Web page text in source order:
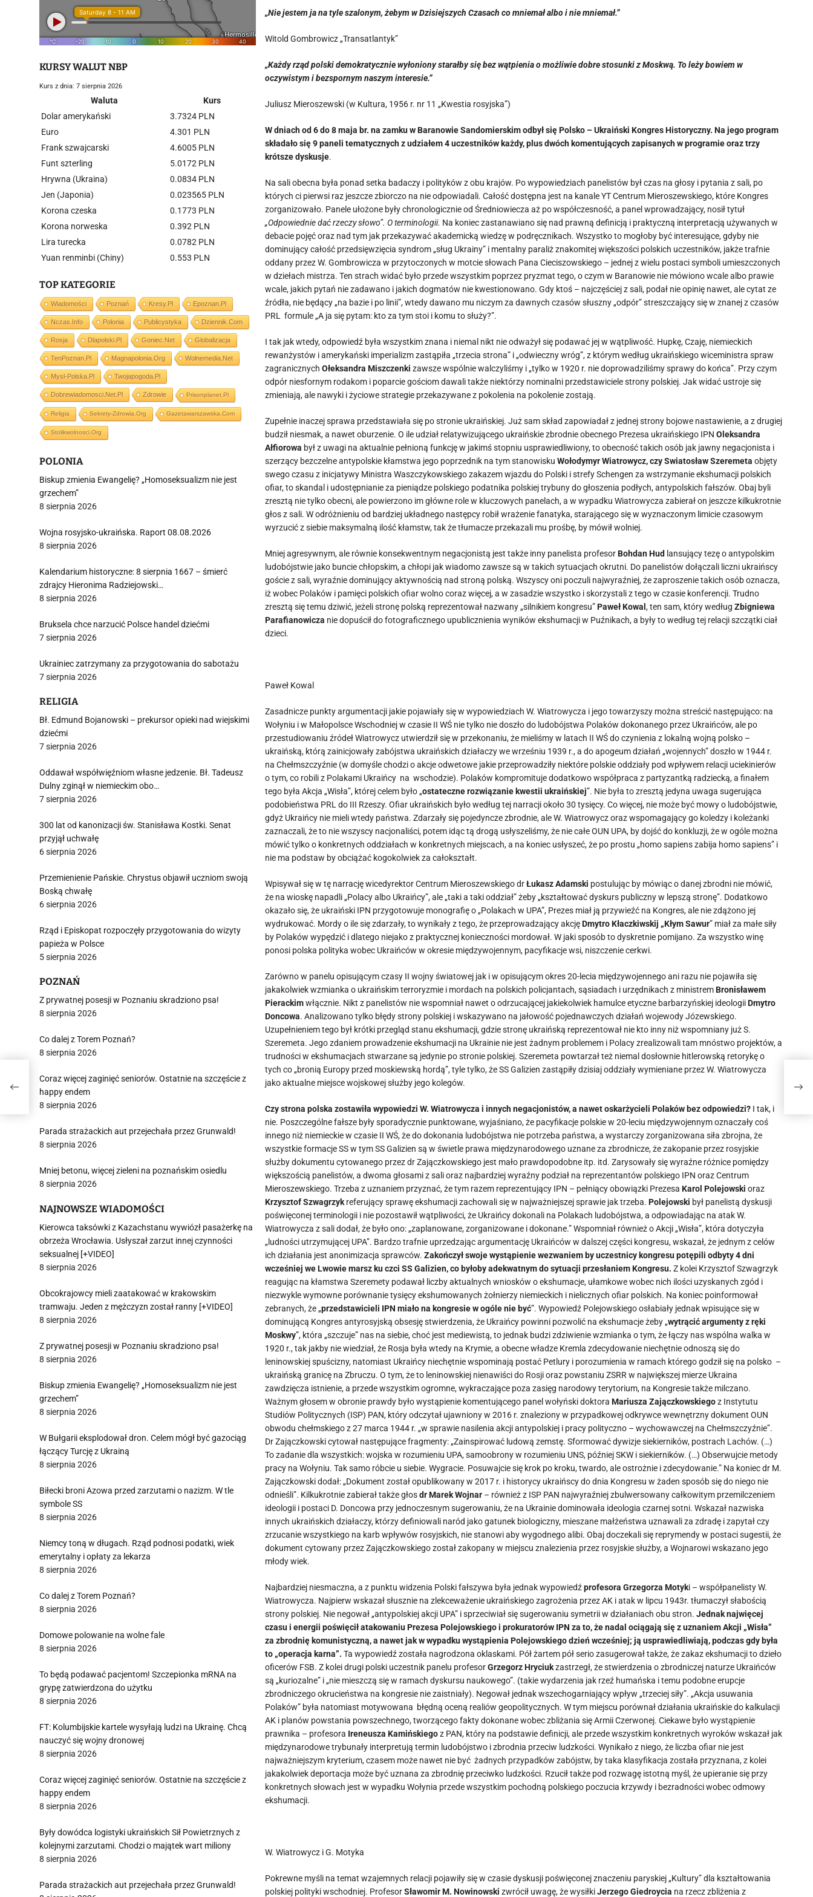
„Nie jestem ja na tyle szalonym, żebym w Dzisiejszych Czasach co mniemał albo i nie mniemał.”
Witold Gombrowicz „Transatlantyk”
„Każdy rząd polski demokratycznie wyłoniony starałby się bez wątpienia o możliwie dobre stosunki z Moskwą. To leży bowiem w
oczywistym i bezspornym naszym interesie.”
Juliusz Mieroszewski (w Kultura, 1956 r. nr 11 „Kwestia rosyjska”)
W dniach od 6 do 8 maja br. na zamku w Baranowie Sandomierskim odbył się Polsko – Ukraiński Kongres Historyczny. Na jego program
składało się 9 paneli tematycznych z udziałem 4 uczestników każdy, plus dwóch komentujących zapisanych w programie oraz trzy
krótsze dyskusje.
Na sali obecna była ponad setka badaczy i polityków z obu krajów. Po wypowiedziach panelistów był czas na głosy i pytania z sali, po
których ci pierwsi raz jeszcze zbiorczo na nie odpowiadali. Całość dostępna jest na kanale YT Centrum Mieroszewskiego, które Kongres
zorganizowało. Panele ułożone były chronologicznie od Średniowiecza aż po współczesność, a panel wprowadzający, nosił tytuł
„Odpowiednie dać rzeczy słowo”. O terminologii. Na koniec zastanawiano się nad prawną definicją i praktyczną interpretacją używanych w
debacie pojęć oraz nad tym jak przekazywać akademicką wiedzę w podręcznikach. Wszystko to mogłoby być interesujące, gdyby nie
dominujący całość przedsięwzięcia syndrom „sług Ukrainy” i mentalny paraliż znakomitej większości polskich uczestników, jakże trafnie
oddany przez W. Gombrowicza w przytoczonych w motcie słowach Pana Cieciszowskiego – jednej z wielu postaci symboli umieszczonych
w dziełach mistrza. Ten strach widać było przede wszystkim poprzez pryzmat tego, o czym w Baranowie nie mówiono wcale albo prawie
wcale, jakich pytań nie zadawano i jakich dogmatów nie kwestionowano. Gdy ktoś – najczęściej z sali, podał nie opinię nawet, ale cytat ze
źródła, nie będący „na bazie i po linii”, wtedy dawano mu niczym za dawnych czasów słuszny „odpór” streszczający się w znanej z czasów
PRL formule „A ja się pytam: kto za tym stoi i komu to służy?”.
I tak jak wtedy, odpowiedź była wszystkim znana i niemal nikt nie odważył się podawać jej w wątpliwość. Hupkę, Czaję, niemieckich
rewanżystów i amerykański imperializm zastąpiła „trzecia strona” i „odwieczny wróg”, z którym według ukraińskiego wiceministra spraw
zagranicznychOłeksandra Miszczenki zawsze wspólnie walczyliśmy i „tylko w 1920 r. nie doprowadziliśmy sprawy do końca”. Przy czym
odpór niesfornym rodakom i poparcie gościom dawali także niektórzy nominalni przedstawiciele strony polskiej. Jak widać ustroje się
zmieniają, ale nawyki i życiowe strategie przekazywane z pokolenia na pokolenie zostają.
Zupełnie inaczej sprawa przedstawiała się po stronie ukraińskiej. Już sam skład zapowiadał z jednej strony bojowe nastawienie, a z drugiej
budził niesmak, a nawet oburzenie. O ile udział relatywizującego ukraińskie zbrodnie obecnego Prezesa ukraińskiego IPNOleksandra
Ałfiorowa był z uwagi na aktualnie pełnioną funkcję w jakimś stopniu usprawiedliwiony, to obecność takich osób jak jawny negacjonista i
szerzący bezczelne antypolskie kłamstwa jego poprzednik na tym stanowiskuWołodymyr Wiatrowycz, czy Swiatosław Szeremeta objęty
swego czasu z inicjatywy Ministra Waszczykowskiego zakazem wjazdu do Polski i strefy Schengen za wstrzymanie ekshumacji polskich
ofiar, to skandal i udostępnianie za pieniądze polskiego podatnika polskiej trybuny do głoszenia podłych, antypolskich fałszów. Obaj byli
zresztą nie tylko obecni, ale powierzono im główne role w kluczowych panelach, a w wypadku Wiatrowycza zabierał on jeszcze kilkukrotnie
głos z sali. W odróżnieniu od bardziej układnego następcy robił wrażenie fanatyka, starającego się w wyznaczonym limicie czasowym
wyrzucić z siebie maksymalną ilość kłamstw, tak że tłumacze przekazali mu prośbę, by mówił wolniej.
Mniej agresywnym, ale równie konsekwentnym negacjonistą jest także inny panelista profesorBohdan Hud lansujący tezę o antypolskim
ludobójstwie jako buncie chłopskim, a chłopi jak wiadomo zawsze są w takich sytuacjach okrutni. Do panelistów dołączali liczni ukraińscy
goście z sali, wyraźnie dominujący aktywnością nad stroną polską. Wszyscy oni poczuli najwyraźniej, że zaproszenie takich osób oznacza,
iż wobec Polaków i pamięci polskich ofiar wolno coraz więcej, a w zasadzie wszystko i skorzystali z tego w czasie konferencji. Trudno
zresztą się temu dziwić, jeżeli stronę polską reprezentował nazwany „silnikiem kongresu”Paweł Kowal, ten sam, który wedługZbigniewa
Parafianowicza nie dopuścił do fotograficznego upublicznienia wyników ekshumacji w Puźnikach, a były to według tej relacji szczątki ciał
dzieci.
Paweł Kowal
Zasadnicze punkty argumentacji jakie pojawiały się w wypowiedziach W. Wiatrowycza i jego towarzyszy można streścić następująco: na
Wołyniu i w Małopolsce Wschodniej w czasie II WŚ nie tylko nie doszło do ludobójstwa Polaków dokonanego przez Ukraińców, ale po
przestudiowaniu źródeł Wiatrowycz utwierdził się w przekonaniu, że mieliśmy w latach II WŚ do czynienia z lokalną wojną polsko –
ukraińską, którą zainicjowały zabójstwa ukraińskich działaczy we wrześniu 1939 r., a do apogeum działań „wojennych” doszło w 1944 r.
na Chełmszczyźnie (w domyśle chodzi o akcje odwetowe jakie przeprowadziły niektóre polskie oddziały pod wpływem relacji uciekinierów
o tym, co robili z Polakami Ukraińcy na wschodzie). Polaków kompromituje dodatkowo współpraca z partyzantką radziecką, a finałem
tego była Akcja „Wisła”, której celem było „ostateczne rozwiązanie kwestii ukraińskiej”. Nie była to zresztą jedyna uwaga sugerująca
podobieństwa PRL do III Rzeszy. Ofiar ukraińskich było według tej narracji około 30 tysięcy. Co więcej, nie może być mowy o ludobójstwie,
gdyż Ukraińcy nie mieli wtedy państwa. Zdarzały się pojedyncze zbrodnie, ale W. Wiatrowycz oraz wspomagający go koledzy i koleżanki
zaznaczali, że to nie wszyscy nacjonaliści, potem idąc tą drogą usłyszeliśmy, że nie całe OUN UPA, by dojść do konkluzji, że w ogóle można
mówić tylko o konkretnych oddziałach w konkretnych miejscach, a na koniec usłyszeć, że po prostu „homo sapiens zabija homo sapiens” i
nie ma podstaw by obciążać kogokolwiek za całokształt.
Wpisywał się w tę narrację wicedyrektor Centrum Mieroszewskiego drŁukasz Adamski postulując by mówiąc o danej zbrodni nie mówić,
że na wioskę napadli „Polacy albo Ukraińcy”, ale „taki a taki oddział” żeby „kształtować dyskurs publiczny w lepszą stronę”. Dodatkowo
okazało się, że ukraiński IPN przygotowuje monografię o „Polakach w UPA”, Prezes miał ją przywieźć na Kongres, ale nie zdążono jej
wydrukować. Mordy o ile się zdarzały, to wynikały z tego, że przeprowadzający akcjęDmytro Kłaczkiwskij „Kłym Sawur” miał za małe siły
by Polaków wypędzić i dlatego niejako z praktycznej konieczności mordował. W jaki sposób to dyskretnie pomijano. Za wszystko winę
ponosi polska polityka wobec Ukraińców w okresie międzywojennym, pacyfikacje wsi, niszczenie cerkwi.
Zarówno w panelu opisującym czasy II wojny światowej jak i w opisującym okres 20-lecia międzywojennego ani razu nie pojawiła się
jakakolwiek wzmianka o ukraińskim terroryzmie i mordach na polskich policjantach, sąsiadach i urzędnikach z ministremBronisławem
Pierackimwłącznie. Nikt z panelistów nie wspomniał nawet o odrzucającej jakiekolwiek hamulce etyczne barbarzyńskiej ideologiiDmytro
Doncowa. Analizowano tylko błędy strony polskiej i wskazywano na jałowość pojednawczych działań wojewody Józewskiego.
Uzupełnieniem tego był krótki przegląd stanu ekshumacji, gdzie stronę ukraińską reprezentował nie kto inny niż wspomniany już S.
Szeremeta. Jego zdaniem prowadzenie ekshumacji na Ukrainie nie jest żadnym problemem i Polacy zrealizowali tam mnóstwo projektów, a
trudności w ekshumacjach stwarzane są jedynie po stronie polskiej. Szeremeta powtarzał też niemal dosłownie hitlerowską retorykę o
tych co „bronią Europy przed moskiewską hordą”, tyle tylko, że SS Galizien zastąpiły dzisiaj oddziały wymieniane przez W. Wiatrowycza
jako aktualne miejsce wojskowej służby jego kolegów.
Czy strona polska zostawiła wypowiedzi W. Wiatrowycza i innych negacjonistów, a nawet oskarżycieli Polaków bez odpowiedzi? I tak, i
nie. Poszczególne fałsze były sporadycznie punktowane, wyjaśniano, że pacyfikacje polskie w 20-leciu międzywojennym oznaczały coś
innego niż niemieckie w czasie II WŚ, że do dokonania ludobójstwa nie potrzeba państwa, a wystarczy zorganizowana siła zbrojna, że
wszystkie formacje SS w tym SS Galizien są w świetle prawa międzynarodowego uznane za zbrodnicze, że zakopanie przez rosyjskie
służby dokumentu cytowanego przez dr Zajączkowskiego jest mało prawdopodobne itp. itd. Zarysowały się wyraźne różnice pomiędzy
większością panelistów, a dwoma głosami z sali oraz najbardziej wyraźny podział na reprezentantów polskiego IPN oraz Centrum
Mieroszewskiego. Trzeba z uznaniem przyznać, że tym razem reprezentujący IPN – pełniący obowiązki PrezesaKarol Polejowski oraz
Krzysztof Szwagrzyk referujący sprawę ekshumacji zachowali się w najważniejszej sprawie jak trzeba.Polejowski był panelistą dyskusji
poświęconej terminologii i nie pozostawił wątpliwości, że Ukraińcy dokonali na Polakach ludobójstwa, a odpowiadając na atak W.
Wiatrowycza z sali dodał, że było ono: „zaplanowane, zorganizowane i dokonane.” Wspomniał również o Akcji „Wisła”, która dotyczyła
„ludności utrzymującej UPA”. Bardzo trafnie uprzedzając argumentację Ukraińców w dalszej części kongresu, wskazał, że jednym z celów
ich działania jest anonimizacja sprawców.Zakończył swoje wystąpienie wezwaniem by uczestnicy kongresu potępili odbyty 4 dni
wcześniej we Lwowie marsz ku czci SS Galizien, co byłoby adekwatnym do sytuacji przesłaniem Kongresu. Z kolei Krzysztof Szwagrzyk
reagując na kłamstwa Szeremety podawał liczby aktualnych wniosków o ekshumacje, ułamkowe wobec nich ilości uzyskanych zgód i
niezwykle wymowne porównanie tysięcy ekshumowanych żołnierzy niemieckich i nielicznych ofiar polskich. Na koniec poinformował
zebranych, że „przedstawicieli IPN miało na kongresie w ogóle nie być”. Wypowiedź Polejowskiego osłabiały jednak wpisujące się w
dominującą Kongres antyrosyjską obsesję stwierdzenia, że Ukraińcy powinni pozwolić na ekshumacje żeby „wytrącić argumenty z ręki
Moskwy”, która „szczuje” nas na siebie, choć jest mediewistą, to jednak budzi zdziwienie wzmianka o tym, że łączy nas wspólna walka w
1920 r., tak jakby nie wiedział, że Rosja była wtedy na Krymie, a obecne władze Kremla zdecydowanie niechętnie odnoszą się do
leninowskiej spuścizny, natomiast Ukraińcy niechętnie wspominają postać Petlury i porozumienia w ramach którego godził się na polsko –
ukraińską granicę na Zbruczu. O tym, że to leninowskiej nienawiści do Rosji oraz powstaniu ZSRR w największej mierze Ukraina
zawdzięcza istnienie, a przede wszystkim ogromne, wykraczające poza zasięg narodowy terytorium, na Kongresie także milczano.
Ważnym głosem w obronie prawdy było wystąpienie komentującego panel wołyński doktoraMariusza Zajączkowskiegoz Instytutu
Studiów Politycznych (ISP) PAN, który odczytał ujawniony w 2016 r. znaleziony w przypadkowej odkrywce wewnętrzny dokument OUN
obwodu chełmskiego z 27 marca 1944 r. „w sprawie nasilenia akcji antypolskiej i pracy polityczno – wychowawczej na Chełmszczyźnie”.
Dr Zajączkowski cytował następujące fragmenty: „Zainspirować ludową zemstę. Sformować dywizje siekierników, postrach Lachów. (…)
To zadanie dla wszystkich: wojska w rozumieniu UPA, samoobrony w rozumieniu UNS, później SKW i siekierników. (…) Obserwujcie metody
pracy na Wołyniu. Tak samo róbcie u siebie. Wygracie. Posuwajcie się krok po kroku, twardo, ale ostrożnie i zdecydowanie.” Na koniec dr M.
Zajączkowski dodał: „Dokument został opublikowany w 2017 r. i historycy ukraińscy do dnia Kongresu w żaden sposób się do niego nie
odnieśli”. Kilkukrotnie zabierał także głosdr Marek Wojnar – również z ISP PAN najwyraźniej zbulwersowany całkowitym przemilczeniem
ideologii i postaci D. Doncowa przy jednoczesnym sugerowaniu, że na Ukrainie dominowała ideologia czarnej sotni. Wskazał nazwiska
innych ukraińskich działaczy, którzy definiowali naród jako gatunek biologiczny, mieszane małżeństwa uznawali za zdradę i zapytał czy
zrzucanie wszystkiego na karb wpływów rosyjskich, nie stanowi aby wygodnego alibi. Obaj doczekali się reprymendy w postaci sugestii, że
dokument cytowany przez Zajączkowskiego został zakopany w miejscu znalezienia przez rosyjskie służby, a Wojnarowi wskazano jego
młody wiek.
Najbardziej niesmaczna, a z punktu widzenia Polski fałszywa była jednak wypowiedźprofesora Grzegorza Motyki – współpanelisty W.
Wiatrowycza. Najpierw wskazał słusznie na zlekceważenie ukraińskiego zagrożenia przez AK i atak w lipcu 1943r. tłumaczył słabością
strony polskiej. Nie negował „antypolskiej akcji UPA” i sprzeciwiał się sugerowaniu symetrii w działaniach obu stron.Jednak najwięcej
czasu i energii poświęcił atakowaniu Prezesa Polejowskiego i prokuratorów IPN za to, że nadal ociągają się z uznaniem Akcji „Wisła”
za zbrodnię komunistyczną, a nawet jak w wypadku wystąpienia Polejowskiego dzień wcześniej; ją usprawiedliwiają, podczas gdy była
to „operacja karna”.Ta wypowiedź została nagrodzona oklaskami. Pół żartem pół serio zasugerował także, że zakaz ekshumacji to dzieło
oficerów FSB. Z kolei drugi polski uczestnik panelu profesorGrzegorz Hryciukzastrzegł, że stwierdzenia o zbrodniczej naturze Ukraińców
są „kuriozalne” i „nie mieszczą się w ramach dyskursu naukowego”. (takie wydarzenia jak rzeź humańska i temu podobne erupcje
zbrodniczego okrucieństwa na kongresie nie zaistniały). Negował jednak wszechogarniający wpływ „trzeciej siły”. „Akcja usuwania
Polaków” była natomiast motywowana błędną oceną realiów geopolitycznych. W tym miejscu porównał działania ukraińskie do kalkulacji
AK i planów powstania powszechnego, tworzącego fakty dokonane wobec zbliżania się Armii Czerwonej. Ciekawe było wystąpienie
prawnika – profesora Ireneusza Kamińskiegoz PAN, który na podstawie definicji, ale przede wszystkim konkretnych wyroków wskazał jak
międzynarodowe trybunały interpretują termin ludobójstwo i zbrodnia przeciw ludzkości. Wynikało z niego, że liczba ofiar nie jest
najważniejszym kryterium, czasem może nawet nie być żadnych przypadków zabójstw, by taka klasyfikacja została przyznana, z kolei
jakakolwiek deportacja może być uznana za zbrodnię przeciwko ludzkości. Rzucił także pod rozwagę istotną myśl, że upieranie się przy
konkretnych słowach jest w wypadku Wołynia przede wszystkim pochodną polskiego poczucia krzywdy i bezradności wobec odmowy
ekshumacji.
W. Wiatrowycz i G. Motyka
Pokrewne myśli na temat wzajemnych relacji pojawiły się w czasie dyskusji poświęconej znaczeniu paryskiej „Kultury” dla kształtowania
polskiej polityki wschodniej. ProfesorSławomir M. Nowinowski zwrócił uwagę, że wysiłkiJerzego Giedroycia na rzecz zbliżenia z
KURSY WALUT NBP
Kurs z dnia: 7 sierpnia 2026
Waluta
Kurs
Dolar amerykański
3.7324 PLN
Euro
4.301 PLN
Frank szwajcarski
4.6005 PLN
Funt szterling
5.0172 PLN
Hrywna (Ukraina)
0.0834 PLN
Jen (Japonia)
0.023565 PLN
Korona czeska
0.1773 PLN
Korona norweska
0.392 PLN
Lira turecka
0.0782 PLN
Yuan renminbi (Chiny)
0.553 PLN
TOP KATEGORIE
Wiadomości Poznań Kresy.pl Epoznan.pl
Nczas.info Polonia Publicystyka Dziennik.com
Rosja Dlapolski.pl Goniec.net Globalizacja
TenPoznan.pl Magnapolonia.org Wolnemedia.net
Mysl-Polska.pl Twojapogoda.pl
Dobrewiadomosci.net.pl Zdrowie Prisonplanet.pl
Religia Sekrety-Zdrowia.org Gazetawarszawska.com
Stolikwolnosci.org
POLONIA
Biskup zmienia Ewangelię? „Homoseksualizm nie jest
grzechem”
8 sierpnia 2026
Wojna rosyjsko-ukraińska. Raport 08.08.2026
8 sierpnia 2026
Kalendarium historyczne: 8 sierpnia 1667 – śmierć
zdrajcy Hieronima Radziejowski…
8 sierpnia 2026
Bruksela chce narzucić Polsce handel dziećmi
7 sierpnia 2026
Ukrainiec zatrzymany za przygotowania do sabotażu
7 sierpnia 2026
RELIGIA
Bł. Edmund Bojanowski – prekursor opieki nad wiejskimi
dziećmi
7 sierpnia 2026
Oddawał współwięźniom własne jedzenie. Bł. Tadeusz
Dulny zginął w niemieckim obo…
7 sierpnia 2026
300 lat od kanonizacji św. Stanisława Kostki. Senat
przyjął uchwałę
6 sierpnia 2026
Przemienienie Pańskie. Chrystus objawił uczniom swoją
Boską chwałę
6 sierpnia 2026
Rząd i Episkopat rozpoczęły przygotowania do wizyty
papieża w Polsce
5 sierpnia 2026
POZNAŃ
Z prywatnej posesji w Poznaniu skradziono psa!
8 sierpnia 2026
Co dalej z Torem Poznań?
8 sierpnia 2026
Coraz więcej zaginięć seniorów. Ostatnie na szczęście z
happy endem
8 sierpnia 2026
Parada strażackich aut przejechała przez Grunwald!
8 sierpnia 2026
Mniej betonu, więcej zieleni na poznańskim osiedlu
8 sierpnia 2026
NAJNOWSZE WIADOMOŚCI
Kierowca taksówki z Kazachstanu wywiózł pasażerkę na
obrzeża Wrocławia. Usłyszał zarzut innej czynności
seksualnej [+VIDEO]
8 sierpnia 2026
Obcokrajowcy mieli zaatakować w krakowskim
tramwaju. Jeden z mężczyzn został ranny [+VIDEO]
8 sierpnia 2026
Z prywatnej posesji w Poznaniu skradziono psa!
8 sierpnia 2026
Biskup zmienia Ewangelię? „Homoseksualizm nie jest
grzechem”
8 sierpnia 2026
W Bułgarii eksplodował dron. Celem mógł być gazociąg
łączący Turcję z Ukrainą
8 sierpnia 2026
Biłecki broni Azowa przed zarzutami o nazizm. W tle
symbole SS
8 sierpnia 2026
Niemcy toną w długach. Rząd podnosi podatki, wiek
emerytalny i opłaty za lekarza
8 sierpnia 2026
Co dalej z Torem Poznań?
8 sierpnia 2026
Domowe polowanie na wolne fale
8 sierpnia 2026
To będą podawać pacjentom! Szczepionka mRNA na
grypę zatwierdzona do użytku
8 sierpnia 2026
FT: Kolumbijskie kartele wysyłają ludzi na Ukrainę. Chcą
nauczyć się wojny dronowej
8 sierpnia 2026
Coraz więcej zaginięć seniorów. Ostatnie na szczęście z
happy endem
8 sierpnia 2026
Były dowódca logistyki ukraińskich Sił Powietrznych z
kolejnymi zarzutami. Chodzi o majątek wart miliony
8 sierpnia 2026
Parada strażackich aut przejechała przez Grunwald!